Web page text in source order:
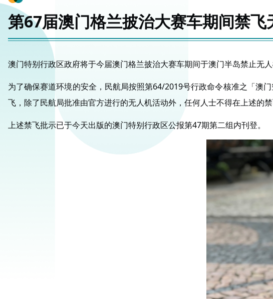
第67届澳门格兰披治大赛车期间禁飞
澳门特别行政区政府将于今届澳门格兰披治大赛车期间于澳门半岛禁止无
为了确保赛道环境的安全，民航局按照第64/2019号行政命令核准之「澳
飞，除了民航局批准由官方进行的无人机活动外，任何人士不得在上述的
上述禁飞批示已于今天出版的澳门特别行政区公报第47期第二组内刊登。